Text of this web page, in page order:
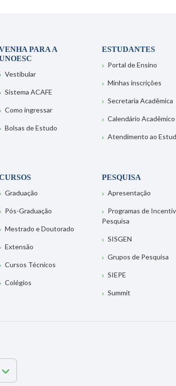
PARA A
Vestibular
Sistema ACAFE
Como ingressar
Bolsas de Estudo
ESTUDANTES
Portal de Ensino
Minhas inscrições
Secretaria Acadêmica
Calendário Acadêmico
Atendimento ao
Graduação
Pós-Graduação
Mestrado e Doutorado
Extensão
Cursos Técnicos
Colégios
PESQUISA
Apresentação
Programas de
Pesquisa
SISGEN
Grupos de Pesquisa
SIEPE
Summit